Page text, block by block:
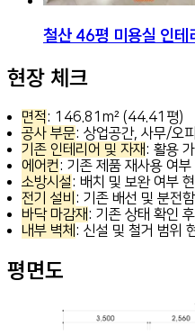
철산 46평 미용실 인테
현장 체크
면적: 146.81m² (44.41평)
공사 부문: 상업공간, 사무/오
기존 인테리어 및 자재: 활용
에어컨: 기존 제품 재사용 여
소방시설: 배치 및 보완 여부
전기 설비 : 기존 배선 및 분전
바닥 마감재: 기존 상태 확인
내부 벽체 : 신설 및 철거 범위
평면도